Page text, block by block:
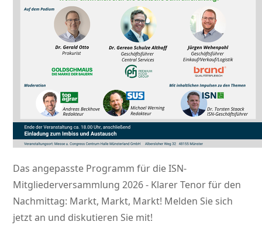
Das angepasste Programm für die ISN-
Mitgliederversammlung 2026 - Klarer Tenor für den
Nachmittag: Markt, Markt, Markt! Melden Sie sich
jetzt an und diskutieren Sie mit!